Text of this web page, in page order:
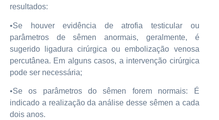
resultados:
•Se houver evidência de atrofia testicular ou
parâmetros de sêmen anormais, geralmente, é
sugerido ligadura cirúrgica ou embolização venosa
percutânea. Em alguns casos, a intervenção cirúrgica
pode ser necessária;
•Se os parâmetros do sêmen forem normais: É
indicado a realização da análise desse sêmen a cada
dois anos.